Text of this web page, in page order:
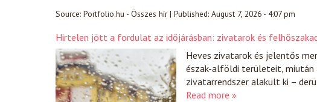
Source: Portfolio.hu - Összes hír| Published: August 7, 2026 - 4:07 pm
Hirtelen jött a fordulat az időjárásban: zivatarok és
Heves zivatarok és jelentős
észak-alföldi területeit, miután
zivatarrendszer alakult ki –
Read more »